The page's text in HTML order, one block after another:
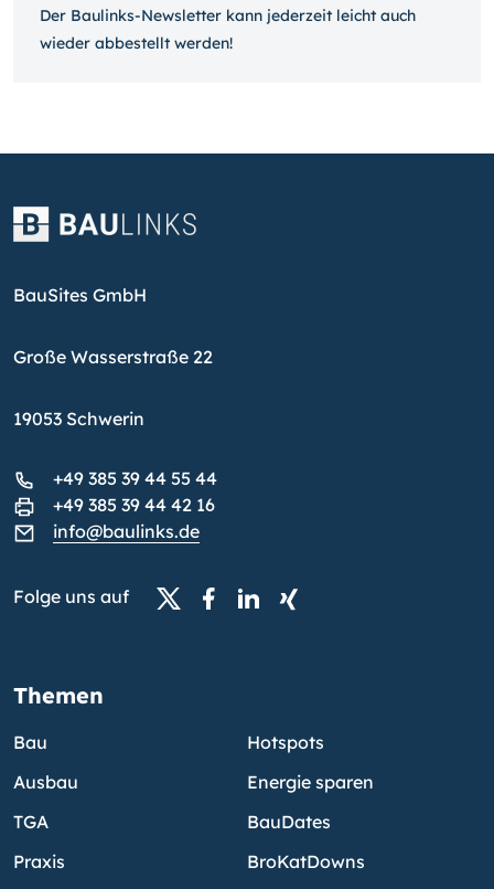
Der Baulinks-Newsletter kann jeder­zeit leicht auch
wieder ab­bestellt werden!
BauSites GmbH
Große Wasserstraße 22
19053 Schwerin
+49 385 39 44 55 44
+49 385 39 44 42 16
info@baulinks.de
Folge uns auf
Themen
Bau
Ausbau
TGA
Praxis
Hotspots
Energie sparen
BauDates
BroKatDowns